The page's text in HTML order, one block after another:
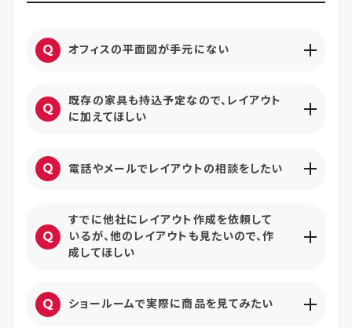
オフィスの平面図が手元にない
既存の家具も持込予定なので、レイアウト
に加えてほしい
電話やメールでレイアウトの相談をしたい
すでに他社にレイアウト作成を依頼して
いるが、他のレイアウトも見たいので、作
成してほしい
ショールームで実際に商品を見てみたい